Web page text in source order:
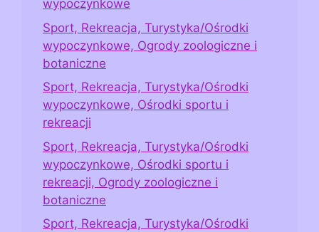
wypoczynkowe
Sport, Rekreacja, Turystyka/Ośrodki
wypoczynkowe, Ogrody zoologiczne i
botaniczne
Sport, Rekreacja, Turystyka/Ośrodki
wypoczynkowe, Ośrodki sportu i
rekreacji
Sport, Rekreacja, Turystyka/Ośrodki
wypoczynkowe, Ośrodki sportu i
rekreacji, Ogrody zoologiczne i
botaniczne
Sport, Rekreacja, Turystyka/Ośrodki